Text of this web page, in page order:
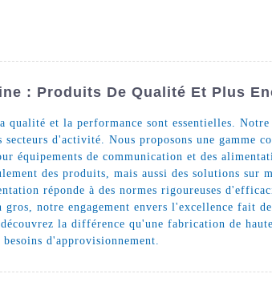
: Produits De Qualité Et Plus
et la performance sont essentielles. Notre
d'activité. Nous proposons une gamme
équipements de communication et des
des produits, mais aussi des solutions sur
réponde à des normes rigoureuses
notre engagement envers l'excellence fait
la différence qu'une fabrication de
d'approvisionnement.